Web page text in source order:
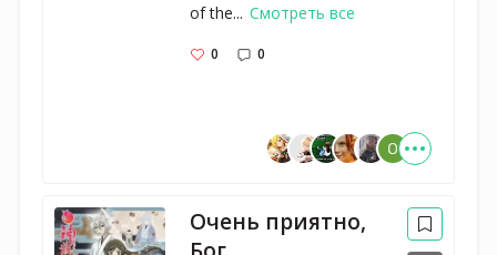
of the... Смотреть все
0 0
Очень приятно,